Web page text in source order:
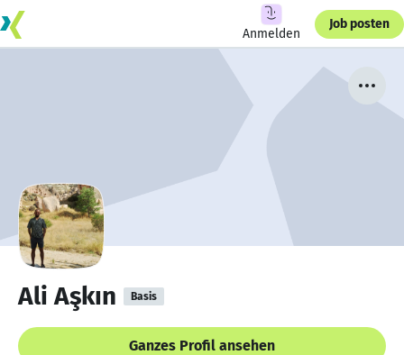
Anmelden
Job posten
Ali Aşkın Basis
Ganzes Profil ansehen